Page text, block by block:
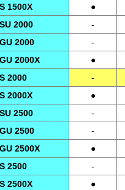
S 1500X
●
SU 2000
-
GU 2000
-
GU 2000X
●
S 2000
-
S 2000X
●
SU 2500
-
GU 2500
-
GU 2500X
●
S 2500
-
S 2500X
●